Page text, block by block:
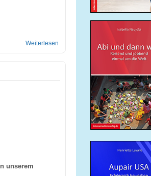
Weiterlesen über Französische Polizei
unserem